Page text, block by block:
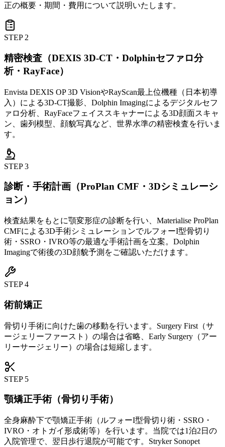
正の概要・期間・費用について説明いたします。
STEP 2
精密検査（DEXIS 3D-CT・Dolphinセファロ分
析・RayFace）
Envista DEXIS OP 3D VisionやRayScan最上位機種（日本初導
入）による3D-CT撮影、Dolphin Imagingによるデジタルセフ
ァロ分析、RayFaceフェイススキャナーによる3D顔面スキャ
ン、歯列模型、顔貌写真など、世界水準の精密検査を行いま
す。
STEP3
診断・手術計画（ProPlan CMF・3Dシミュレーシ
ョン）
検査結果をもとに顎変形症の診断を行い、Materialise ProPlan
CMFによる3D手術シミュレーションでルフォーI型骨切り
術・SSRO・IVRO等の最適な手術計画を立案。Dolphin
Imagingで術後の3D顔貌予測をご確認いただけます。
STEP4
術前矯正
骨切り手術に向けた歯の移動を行います。Surgery First（サ
ージェリーファースト）の場合は省略、Early Surgery（アー
リーサージェリー）の場合は短縮します。
STEP 5
顎矯正手術（骨切り手術）
全身麻酔下で顎矯正手術（ルフォーI型骨切り術・SSRO・
IVRO・オトガイ形成術等）を行います。当院では1泊2日の
入院管理で、翌日歩行退院が可能です。Stryker Sonopet